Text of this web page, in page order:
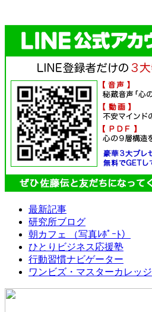
最新記事
研究所ブログ
朝カフェ （写真ﾚﾎﾟｰﾄ）
ひとりビジネス応援塾
行動習慣ナビゲーター
ワンビズ・マスターカレッジ